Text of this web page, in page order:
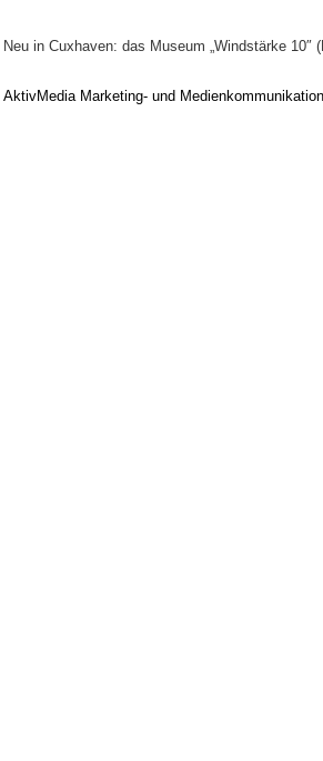
Neu in Cuxhaven: das Museum „Windstärke 10″
AktivMedia Marketing- und